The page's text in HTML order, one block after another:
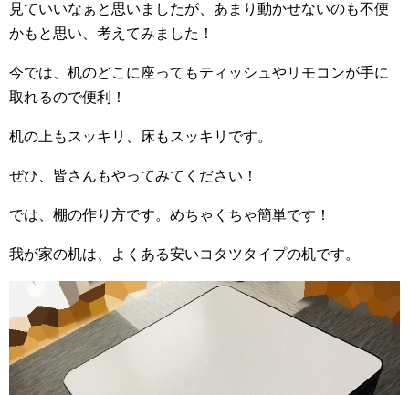
見ていいなぁと思いましたが、あまり動かせないのも不便
かもと思い、考えてみました！
今では、机のどこに座ってもティッシュやリモコンが手に
取れるので便利！
机の上もスッキリ、床もスッキリです。
ぜひ、皆さんもやってみてください！
では、棚の作り方です。めちゃくちゃ簡単です！
我が家の机は、よくある安いコタツタイプの机です。